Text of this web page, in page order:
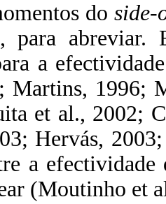
do side-
para abreviar.
a
Martins, 1996;
et al., 2002;
Hervás,
a
(Moutinho et